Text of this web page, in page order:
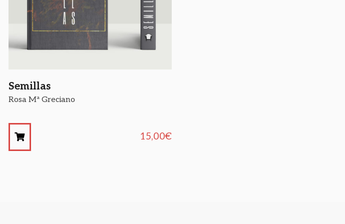
Semillas
Rosa Mª Greciano
15,00€